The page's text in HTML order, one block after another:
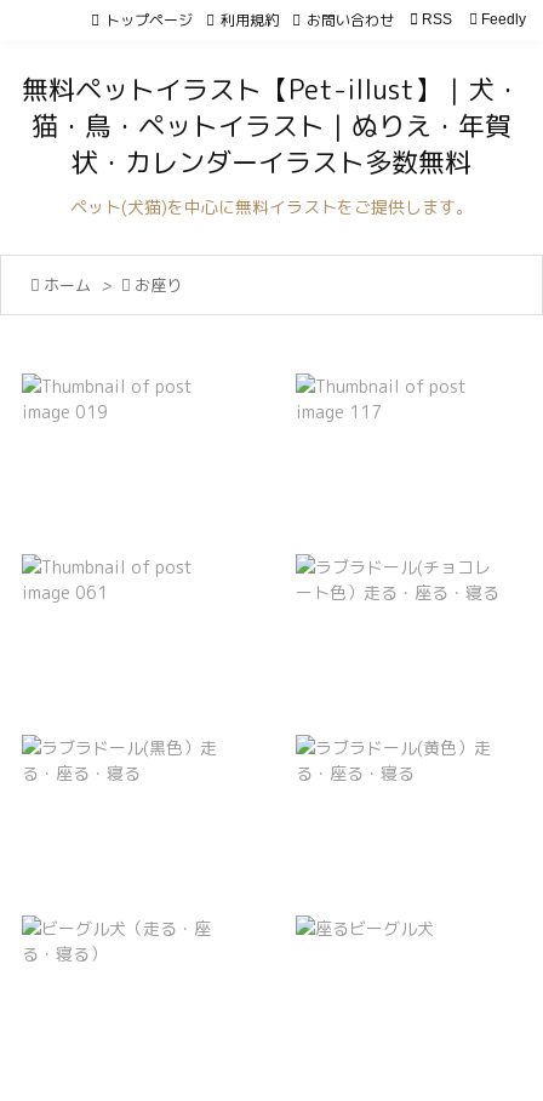


サイド

トップページ 利用規約 お問い合わせ  RSS Feedly
無料ペットイラスト【Pet-illust】｜犬・
猫・鳥・ペットイラスト｜ぬりえ・年賀
状・カレンダーイラスト多数無料
ペット(犬猫)を中心に無料イラストをご提供します。
 ホーム >  お座り